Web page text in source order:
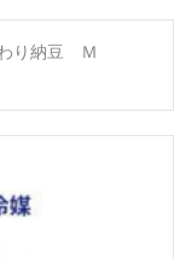
り納豆 Ｍ